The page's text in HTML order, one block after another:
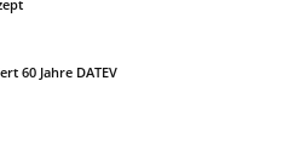
60 Jahre DATEV